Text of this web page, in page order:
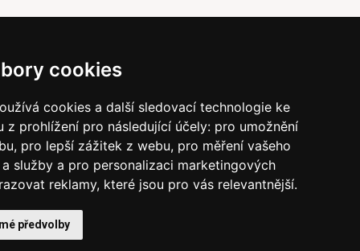
cookies
cookies a další sledovací technologie ke
z prohlížení pro následující účely: pro umožnění
, pro lepší zážitek z webu, pro měření vašeho
služby a pro personalizaci marketingových
reklamy, které jsou pro vás relevantnější.
předvolby
odběru současně souhlasíte s našimi podmínkami o
soukromí a současně nám udělujete souhlas se
obchodních e-mailů.